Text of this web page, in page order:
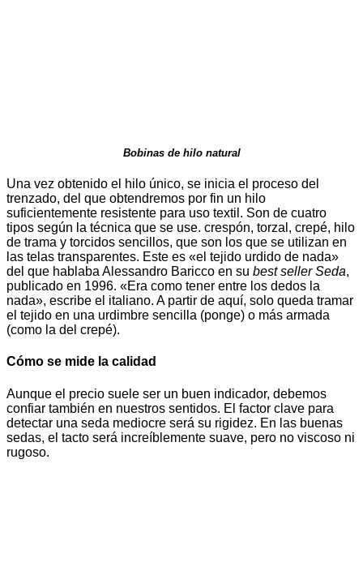
Bobinas de hilo natural
Una vez obtenido el hilo único, se inicia el proceso del
trenzado, del que obtendremos por fin un hilo
suficientemente resistente para uso textil. Son de cuatro
tipos según la técnica que se use. crespón, torzal, crepé, hilo
de trama y torcidos sencillos, que son los que se utilizan en
las telas transparentes. Este es «el tejido urdido de nada»
del que hablaba Alessandro Baricco en su best seller Seda,
publicado en 1996. «Era como tener entre los dedos la
nada», escribe el italiano. A partir de aquí, solo queda tramar
el tejido en una urdimbre sencilla (ponge) o más armada
(como la del crepé).
Cómo se mide la calidad
Aunque el precio suele ser un buen indicador, debemos
confiar también en nuestros sentidos. El factor clave para
detectar una seda mediocre será su rigidez. En las buenas
sedas, el tacto será increíblemente suave, pero no viscoso ni
rugoso.